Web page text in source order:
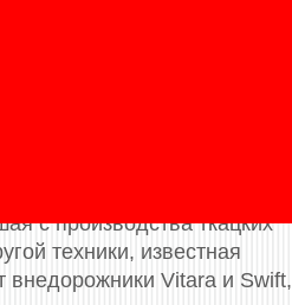
гидротрансформаторов
Escudo, Grand Vitara,
с производства ткацких
техники, известная
внедорожники Vitara и Swift,